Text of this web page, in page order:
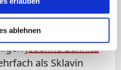
ablehnen
des Gebets und der
Menschenhandel"
der
Josefine Bakhita
als Sklavin